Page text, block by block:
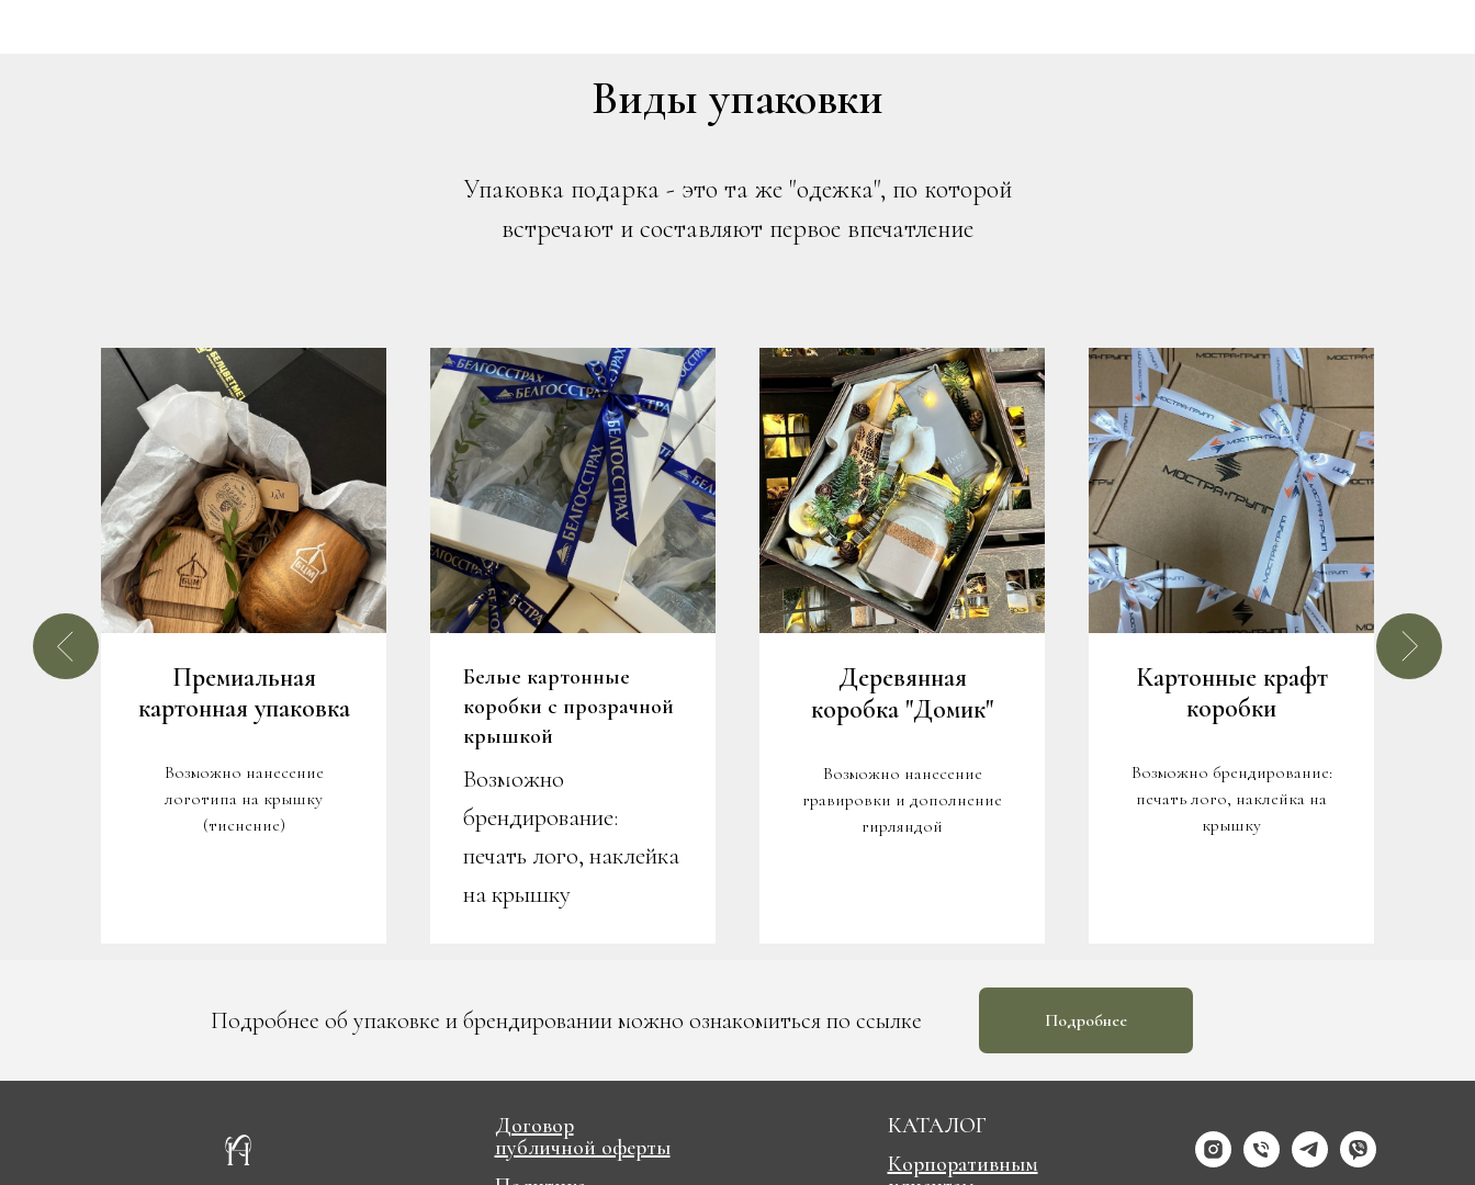
Виды упаковки
Упаковка подарка - это та же "одежка", по которой
встречают и составляют первое впечатление
Премиальная
картонная упаковка
Возможно нанесение
логотипа на крышку
(тиснение)
Белые картонные
коробки с прозрачной
крышкой
Возможно
брендирование:
печать лого, наклейка
на крышку
Деревянная
коробка "Домик"
Возможно нанесение
гравировки и дополнение
гирляндой
Картонные крафт
коробки
Возможно брендирование:
печать лого, наклейка на
крышку
Подробнее об упаковке и брендировании можно ознакомиться по ссылке Подробнее
Договор
публичной оферты
КАТАЛОГ
Корпоративным